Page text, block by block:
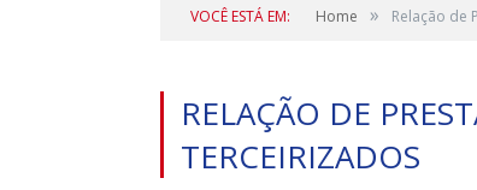
VOCÊ ESTÁ EM: Home » Relação de
RELAÇÃO DE
TERCEIRIZADOS